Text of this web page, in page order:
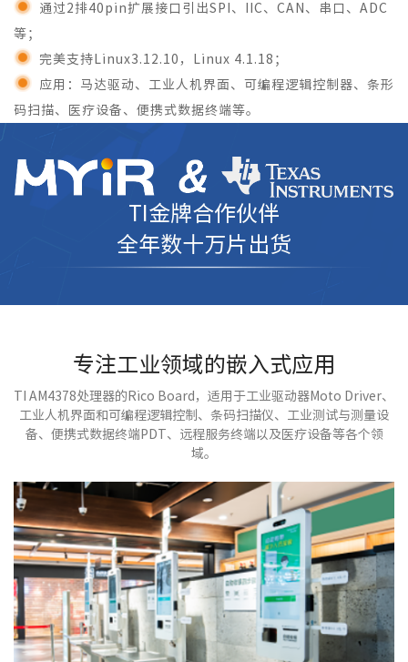
通过2排40pin扩展接口引出SPI、IIC、CAN、串口、ADC
等；
完美支持Linux3.12.10，Linux 4.1.18；
应用：马达驱动、工业人机界面、可编程逻辑控制器、条形
码扫描、医疗设备、便携式数据终端等。
TI金牌合作伙伴
全年数十万片出货
专注工业领域的嵌入式应用
TI AM4378处理器的Rico Board，适用于工业驱动器Moto Driver、
工业人机界面和可编程逻辑控制、条码扫描仪、工业测试与测量设
备、便携式数据终端PDT、远程服务终端以及医疗设备等各个领
域。